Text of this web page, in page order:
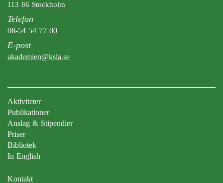
113 86 Stockholm
Telefon
08-54 54 77 00
E-post
akademien@ksla.se
Aktiviteter
Publikationer
Anslag & Stipendier
Priser
Bibliotek
In English
Kontakt